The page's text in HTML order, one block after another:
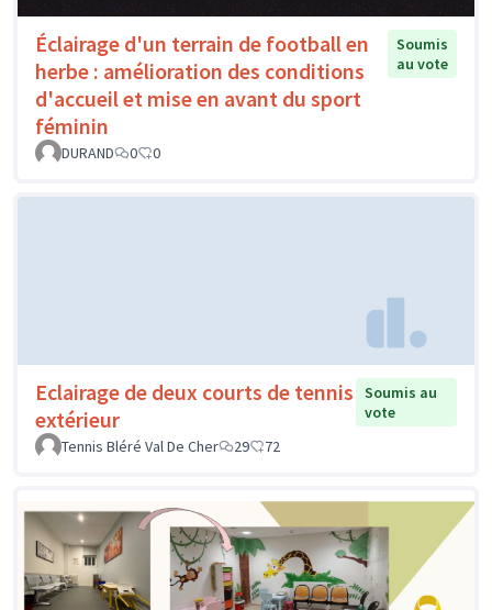
Éclairage d'un terrain de football en
herbe : amélioration des conditions
d'accueil et mise en avant du sport
féminin
Soumis
au vote
DURAND 0 0
Eclairage de deux courts de tennis
extérieur
Soumis au
vote
Tennis Bléré Val De Cher
29 72